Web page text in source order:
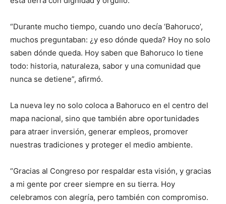
“Durante mucho tiempo, cuando uno decía ‘Bahoruco’,
muchos preguntaban: ¿y eso dónde queda? Hoy no solo
saben dónde queda. Hoy saben que Bahoruco lo tiene
todo: historia, naturaleza, sabor y una comunidad que
nunca se detiene”, afirmó.
La nueva ley no solo coloca a Bahoruco en el centro del
mapa nacional, sino que también abre oportunidades
para atraer inversión, generar empleos, promover
nuestras tradiciones y proteger el medio ambiente.
“Gracias al Congreso por respaldar esta visión, y gracias
a mi gente por creer siempre en su tierra. Hoy
celebramos con alegría, pero también con compromiso.